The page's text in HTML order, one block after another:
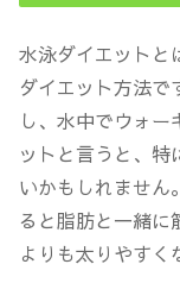
水泳ダイエットと
ダイエット方法で
し、水中でウォ
ットと言うと、特
いかもしれません
ると脂肪と一緒に
よりも太りやすく